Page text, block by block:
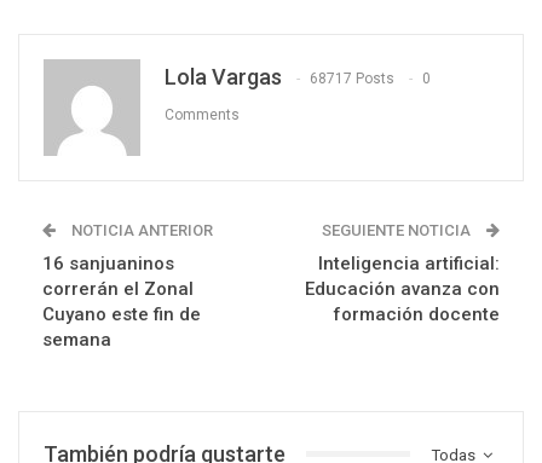
Lola Vargas 68717 Posts 0
Comments
NOTICIA ANTERIOR
16 sanjuaninos
correrán el Zonal
Cuyano este fin de
semana
SEGUIENTE NOTICIA
Inteligencia artificial:
Educación avanza con
formación docente
Todas
También podría gustarte